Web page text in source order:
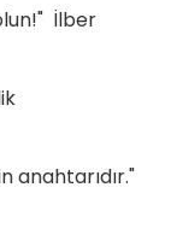
İlber
anahtarıdır."